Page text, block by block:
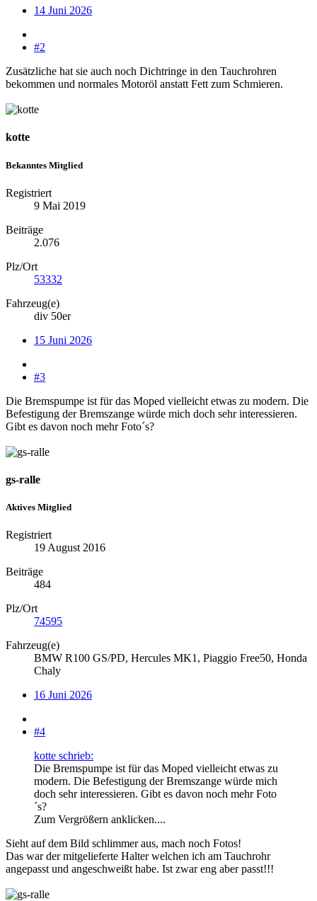
14 Juni 2026
#2
Zusätzliche hat sie auch noch Dichtringe in den Tauchrohren
bekommen und normales Motoröl anstatt Fett zum Schmieren.
kotte
Bekanntes Mitglied
Registriert
9 Mai 2019
Beiträge
2.076
Plz/Ort
53332
Fahrzeug(e)
div 50er
15 Juni 2026
#3
Die Bremspumpe ist für das Moped vielleicht etwas zu modern. Die
Befestigung der Bremszange würde mich doch sehr interessieren.
Gibt es davon noch mehr Foto´s?
gs-ralle
Aktives Mitglied
Registriert
19 August 2016
Beiträge
484
Plz/Ort
74595
Fahrzeug(e)
BMW R100 GS/PD, Hercules MK1, Piaggio Free50, Honda
Chaly
16 Juni 2026
#4
kotte schrieb:
Die Bremspumpe ist für das Moped vielleicht etwas zu
modern. Die Befestigung der Bremszange würde mich
doch sehr interessieren. Gibt es davon noch mehr Foto
´s?
Zum Vergrößern anklicken....
Sieht auf dem Bild schlimmer aus, mach noch Fotos!
Das war der mitgelieferte Halter welchen ich am Tauchrohr
angepasst und angeschweißt habe. Ist zwar eng aber passt!!!